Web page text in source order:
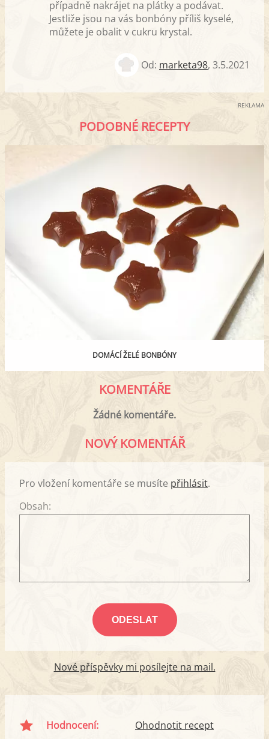
případně nakrájet na plátky a podávat.
Jestliže jsou na vás bonbóny příliš kyselé,
můžete je obalit v cukru krystal.
Od: marketa98, 3.5.2021
REKLAMA
PODOBNÉ RECEPTY
DOMÁCÍ ŽELÉ BONBÓNY
KOMENTÁŘE
Žádné komentáře.
NOVÝ KOMENTÁŘ
Pro vložení komentáře se musíte přihlásit.
Obsah:
Nové příspěvky mi posílejte na mail.
Hodnocení: Ohodnotit recept